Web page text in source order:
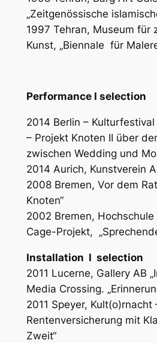
„Zeitgenössische
1997 Tehran, Museum für
Kunst, „Biennale für
Performance I selection
2014 Berlin –
– Projekt Knoten II über
zwischen Wedding und
2014 Aurich, Kunstverein
2008 Bremen, Vor dem
Knoten“
2002 Bremen,
Cage-Projekt,
Installation I selection
2011 Lucerne, Gallery AB
Media Crossing.
2011 Speyer, Kult(o)rnacht
Rentenversicherung mit
Zweit“